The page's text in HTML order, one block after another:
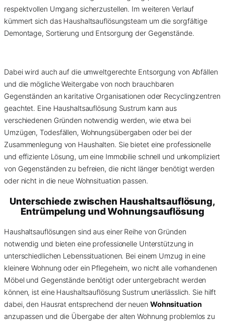
respektvollen Umgang sicherzustellen. Im weiteren Verlauf
kümmert sich das Haushaltsauflösungsteam um die sorgfältige
Demontage, Sortierung und Entsorgung der Gegenstände.
Dabei wird auch auf die umweltgerechte Entsorgung von Abfällen
und die mögliche Weitergabe von noch brauchbaren
Gegenständen an karitative Organisationen oder Recyclingzentren
geachtet. Eine Haushaltsauflösung Sustrum kann aus
verschiedenen Gründen notwendig werden, wie etwa bei
Umzügen, Todesfällen, Wohnungsübergaben oder bei der
Zusammenlegung von Haushalten. Sie bietet eine professionelle
und effiziente Lösung, um eine Immobilie schnell und unkompliziert
von Gegenständen zu befreien, die nicht länger benötigt werden
oder nicht in die neue Wohnsituation passen.
Unterschiede zwischen Haushaltsauflösung,
Entrümpelung und Wohnungsauflösung
Haushaltsauflösungen sind aus einer Reihe von Gründen
notwendig und bieten eine professionelle Unterstützung in
unterschiedlichen Lebenssituationen. Bei einem Umzug in eine
kleinere Wohnung oder ein Pflegeheim, wo nicht alle vorhandenen
Möbel und Gegenstände benötigt oder untergebracht werden
können, ist eine Haushaltsauflösung Sustrum unerlässlich. Sie hilft
dabei, den Hausrat entsprechend der neuen Wohnsituation
anzupassen und die Übergabe der alten Wohnung problemlos zu